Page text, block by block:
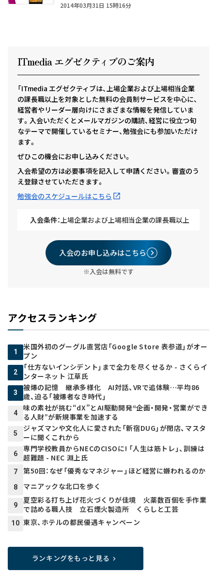
2014年03月31日 15時16分
ITmedia エグゼクティ ブのご案内
「ITmedia エグゼクティブは、上場企業および上場相当企業
の課長職以上を対象とした無料の会員制サービスを中心に、
経営者やリーダー層向けにさまざまな情報を発信していま
す。入会いただくとメールマガジンの購読、経営に役立つ旬
なテーマで開催しているセミナー、勉強会にも参加いただけ
ます。
ぜひこの機会にお申し込みください。
入会希望の方は必要事項を記入して申請ください。審査のう
え登録させていただきます。
勉強会のスケジュールはこちら
入会条件： 上場企業および上場相当企業の課長職以上
入会のお申し込みはこちら
※入会は無料です
アクセスランキング
1
米国外初のグーグル直営店「Google Store 表参道」がオー
プン
2
「仕方ないインシデント」まで全力を尽くせるか - さくらイ
ンターネット 江草氏
3
被爆の記憶 継承多様化 AI対話、VRで追体験…平均86
歳、迫る「被爆者なき時代」
4
味の素社が挑む“dX”とAI駆動開発――“企画・開発・営業ができ
る人財”が新規事業を加速する
5
ジャズマンや文化人に愛された「新宿DUG」が閉店、マスタ
ーに聞くこれから
6
専門学校教員からNECのCISOに! 「人生は筋トレ」、訓練は
超難題 - NEC 淵上氏
7 第50回：なぜ「優秀なマネジャー」ほど経営に嫌われるのか
8 マニアックな北口を歩く
9
夏空彩る打ち上げ花火づくりが佳境 火薬数百個を手作業
で詰める職人技 立石煙火製造所 くらしと工芸
10 東京、ホテルの都民優遇キャンペーン
ランキングをもっと見る